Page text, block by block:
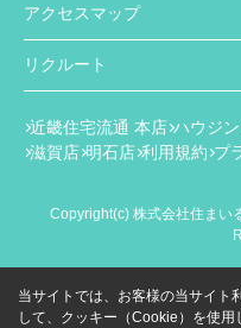
アクセスマップ
リクルート
近畿住宅流通 本店 ハウジ
滋賀店 明石店 利用規約 プ
Copyright(c) 株式会社住まい
当サイトでは、お客様の当サイト
して、クッキー（Cookie）を使用